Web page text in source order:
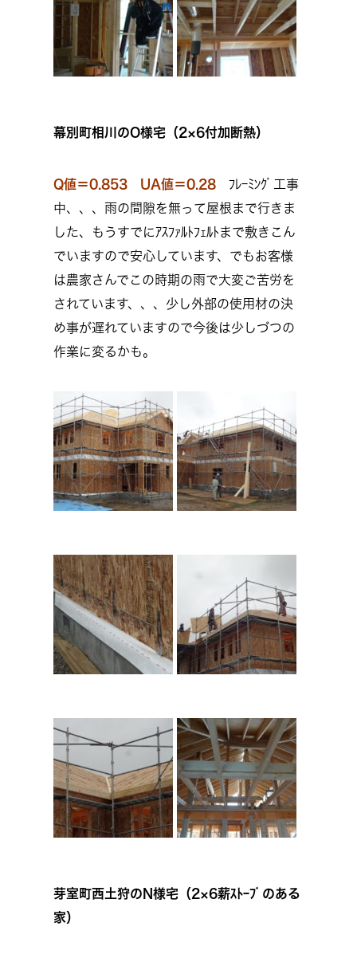
幕別町相川のO様宅（2×6付加断熱）
Q値＝0.853 UA値＝0.28
ﾌﾚｰﾐﾝｸﾞ工事
中、、、雨の間隙を無って屋根まで行きま
した、もうすでにｱｽﾌｧﾙﾄﾌｪﾙﾄまで敷きこん
でいますので安心しています、でもお客様
は農家さんでこの時期の雨で大変ご苦労を
されています、、、少し外部の使用材の決
め事が遅れていますので今後は少しづつの
作業に変るかも。
芽室町西土狩のN様宅（2×6薪ｽﾄｰﾌﾞのある
家）